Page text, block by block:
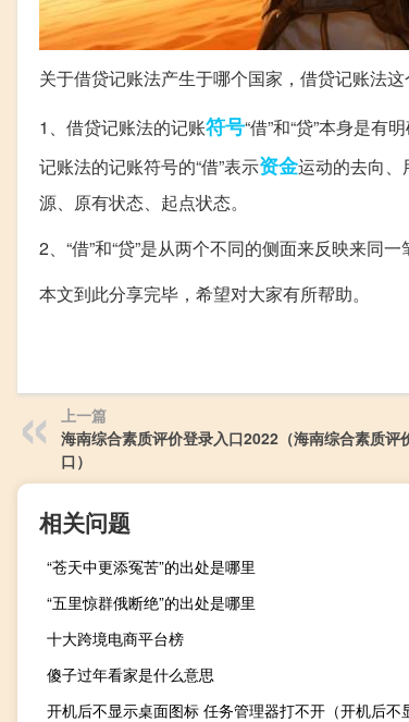
关于借贷记账法产生于哪个国家，借贷记账法
1、借贷记账法的记账符号“借”和“贷”本身是有
记账法的记账符号的“借”表示资金运动的去向、
源、原有状态、起点状态。
2、“借”和“贷”是从两个不同的侧面来反映来同
本文到此分享完毕，希望对大家有所帮助。
上一篇
海南综合素质评价登录入口2022（海南综合素质评
口）
相关问题
“苍天中更添冤苦”的出处是哪里
“五里惊群俄断绝”的出处是哪里
十大跨境电商平台榜
傻子过年看家是什么意思
开机后不显示桌面图标 任务管理器打不开（开机后不